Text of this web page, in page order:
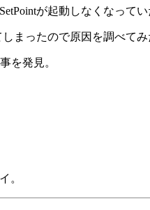
が起動しなくなってい
まったので原因を調べてみ
を発見。
。